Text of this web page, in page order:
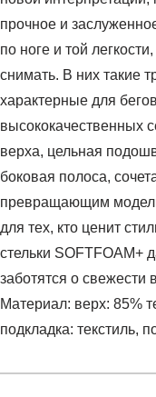
прочное и
по ноге и той
снимать. В них такие
характерные для
высококачественных
верха, цельная
боковая полоса,
превращающим
для тех, кто ценит
стельки SOFTFOAM+
заботятся о свежести
Материал: верх: 85%
подкладка: текстиль,
Артикул:37112803
Условия оплаты